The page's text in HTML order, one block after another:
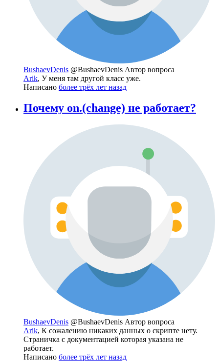
BushaevDenis @BushaevDenis Автор вопроса
Arik, У меня там другой класс уже.
Написано более трёх лет назад
Почему on.(change) не работает?
BushaevDenis @BushaevDenis Автор вопроса
Arik, К сожалению никаких данных о скрипте нету.
Страничка с документацией которая указана не
работает.
Написано более трёх лет назад